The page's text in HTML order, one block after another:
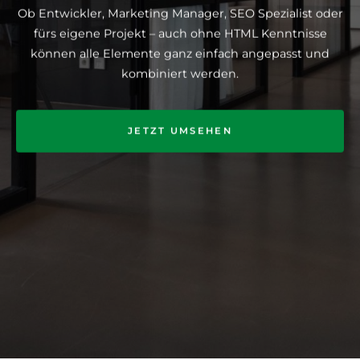
Ob Entwickler, Marketing Manager, SEO Spezialist oder
fürs eigene Projekt – auch ohne HTML Kenntnisse
können alle Elemente ganz einfach angepasst und
kombiniert werden.
JETZT UMSEHEN